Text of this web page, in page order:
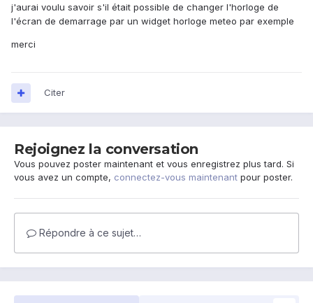
j'aurai voulu savoir s'il était possible de changer l'horloge de
l'écran de demarrage par un widget horloge meteo par exemple
merci
Citer
Rejoignez la conversation
Vous pouvez poster maintenant et vous enregistrez plus tard. Si
vous avez un compte, connectez-vous maintenant pour poster.
Répondre à ce sujet…